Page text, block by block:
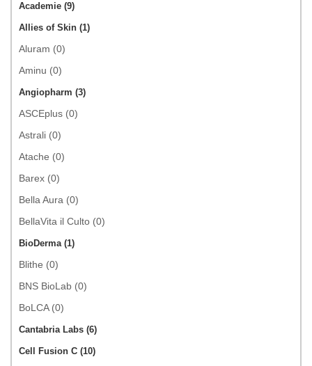
Academie (9)
Allies of Skin (1)
Aluram (0)
Aminu (0)
Angiopharm (3)
ASCEplus (0)
Astrali (0)
Atache (0)
Barex (0)
Bella Aura (0)
BellaVita il Culto (0)
BioDerma (1)
Blithe (0)
BNS BioLab (0)
BoLCA (0)
Cantabria Labs (6)
Cell Fusion C (10)